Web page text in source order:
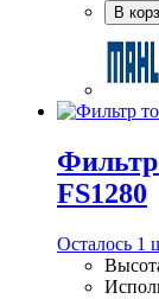
В
FS1280
Осталось 1